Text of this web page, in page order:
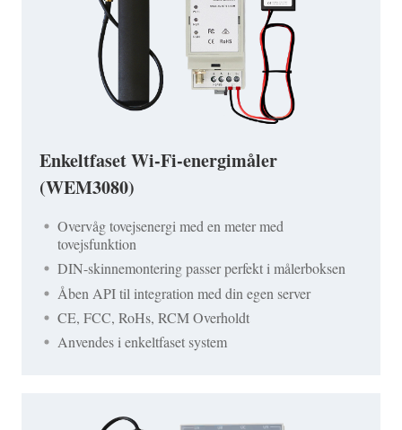
Enkeltfaset Wi-Fi-energimåler
(WEM3080)
Overvåg tovejsenergi med en meter med
tovejsfunktion
DIN-skinnemontering passer perfekt i målerboksen
Åben API til integration med din egen server
CE, FCC, RoHs, RCM Overholdt
Anvendes i enkeltfaset system